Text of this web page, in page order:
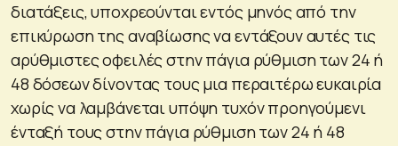
διατάξεις, υποχρεούνται εντός μηνός από την
επικύρωση της αναβίωσης να εντάξουν αυτές τις
αρύθμιστες οφειλές στην πάγια ρύθμιση των 24 ή
48 δόσεων δίνοντας τους μια περαιτέρω ευκαιρία
χωρίς να λαμβάνεται υπόψη τυχόν προηγούμενι
ένταξή τους στην πάγια ρύθμιση των 24 ή 48